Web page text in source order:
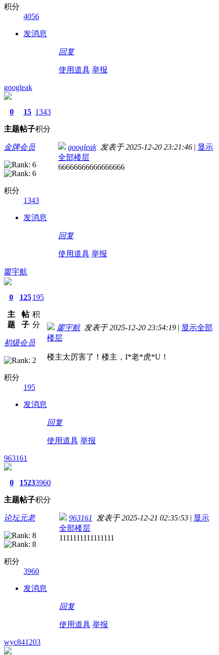
积分
4056
发消息
回复
使用道具 举报
googleak
0
主题
15
帖子
1343
积分
金牌会员
积分
1343
发消息
googleak发表于 2025-12-20 23:21:46 | 显示
全部楼层
66666666666666666
回复
使用道具 举报
廖宇航
0
主
题
125
帖
子
195
积
分
初级会员
积分
195
发消息
廖宇航发表于 2025-12-20 23:54:19 | 显示全部
楼层
楼主太厉害了！楼主，I*老*虎*U！
回复
使用道具 举报
963161
0
主题
1523
帖子
3960
积分
论坛元老
积分
3960
发消息
963161 发表于 2025-12-21 02:35:53 | 显示
全部楼层
1111111111111111
回复
使用道具 举报
wyc841203